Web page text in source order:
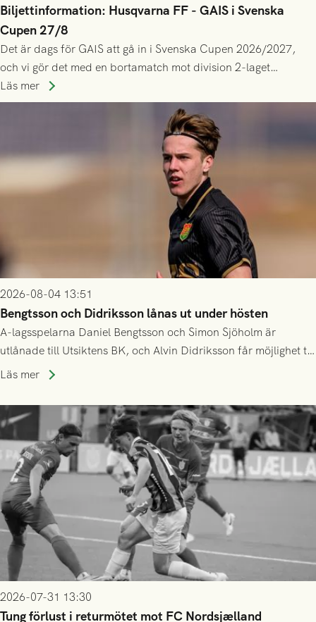
Biljettinformation: Husqvarna FF - GAIS i Svenska
Cupen 27/8
Det är dags för GAIS att gå in i Svenska Cupen 2026/2027,
och vi gör det med en bortamatch mot division 2-laget
Husqvarna FF. Häng med och stötta grönsvart på plats!
Läs mer
2026-08-04 13:51
Bengtsson och Didriksson lånas ut under hösten
A-lagsspelarna Daniel Bengtsson och Simon Sjöholm är
utlånade till Utsiktens BK, och Alvin Didriksson får möjlighet till
speltid i Hestrafors genom föreningssamarbete.
Läs mer
2026-07-31 13:30
Tung förlust i returmötet mot FC Nordsjælland